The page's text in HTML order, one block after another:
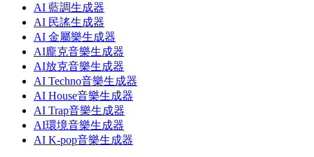
AI 藍調生成器
AI 民謠生成器
AI 金屬樂生成器
AI龐克音樂生成器
AI放克音樂生成器
AI Techno音樂生成器
AI House音樂生成器
AI Trap音樂生成器
AI環境音樂生成器
AI K-pop音樂生成器